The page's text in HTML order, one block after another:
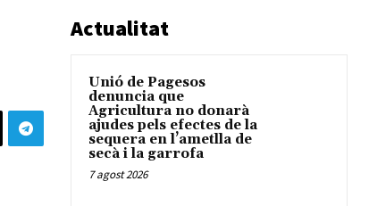
Actualitat
Unió de Pagesos
denuncia que
Agricultura no donarà
ajudes pels efectes de la
sequera en l’ametlla de
secà i la garrofa
7 agost 2026